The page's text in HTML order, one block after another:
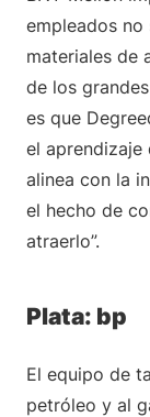
empleados
materiales de
de los
es que
el aprendizaje
alinea con la
el hecho de
atraerlo”.
Plata: bp
El equipo de
petróleo y al